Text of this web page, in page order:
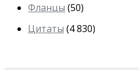
Фланцы (50)
Цитаты (4 830)